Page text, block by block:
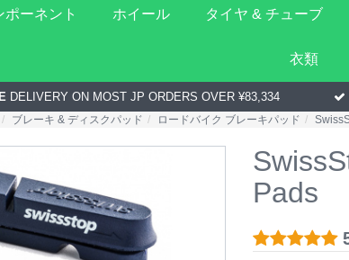
ポーネント ホイール タイヤ & チューブ
衣類
DELIVERY ON MOST JP ORDERS OVER ¥83,334
ブレーキ & ディスクパッド ロードバイク ブレーキパッド
Pads